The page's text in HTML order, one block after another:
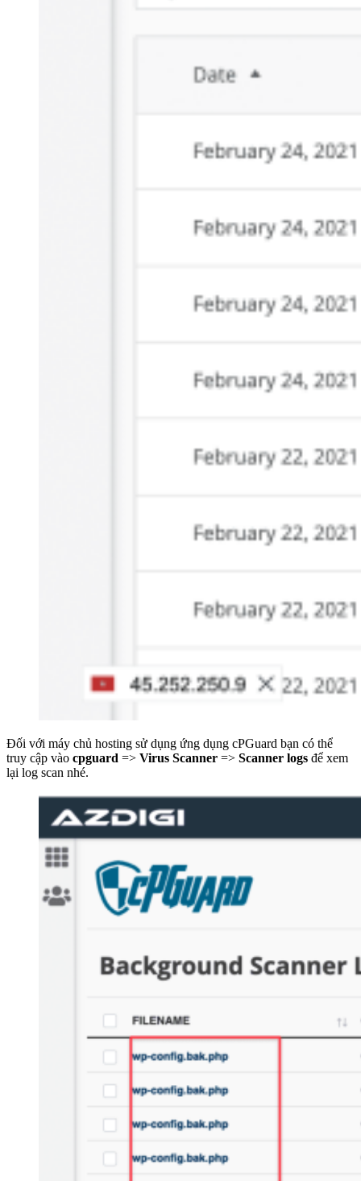
Đối với máy chủ hosting sử dụng ứng dụng cPGuard bạn có thể
truy cập vào cpguard => Virus Scanner => Scanner logs để xem
lại log scan nhé.